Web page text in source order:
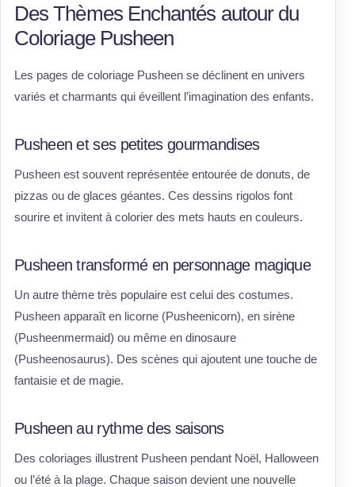
Des Thèmes Enchantés autour du
Coloriage Pusheen
Les pages de coloriage Pusheen se déclinent en univers
variés et charmants qui éveillent l’imagination des enfants.
Pusheen et ses petites gourmandises
Pusheen est souvent représentée entourée de donuts, de
pizzas ou de glaces géantes. Ces dessins rigolos font
sourire et invitent à colorier des mets hauts en couleurs.
Pusheen transformé en personnage magique
Un autre thème très populaire est celui des costumes.
Pusheen apparaît en licorne (Pusheenicorn), en sirène
(Pusheenmermaid) ou même en dinosaure
(Pusheenosaurus). Des scènes qui ajoutent une touche de
fantaisie et de magie.
Pusheen au rythme des saisons
Des coloriages illustrent Pusheen pendant Noël, Halloween
ou l’été à la plage. Chaque saison devient une nouvelle